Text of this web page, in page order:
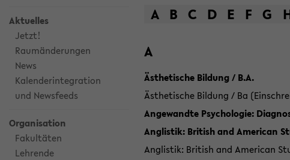
Aktuelles
Jetzt!
Raumänderungen
News
Kalenderintegration
und Newsfeeds
Organisation
Fakultäten
Lehrende
A B C D E F G
A
Ästhetische Bildung / B.A.
Ästhetische Bildung / Ba
Angewandte Psychologie:
Anglistik: British and American
Anglistik: British and American